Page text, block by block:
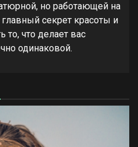
но работающей на
главный секрет красоты и
то, что делает вас
одинаковой.